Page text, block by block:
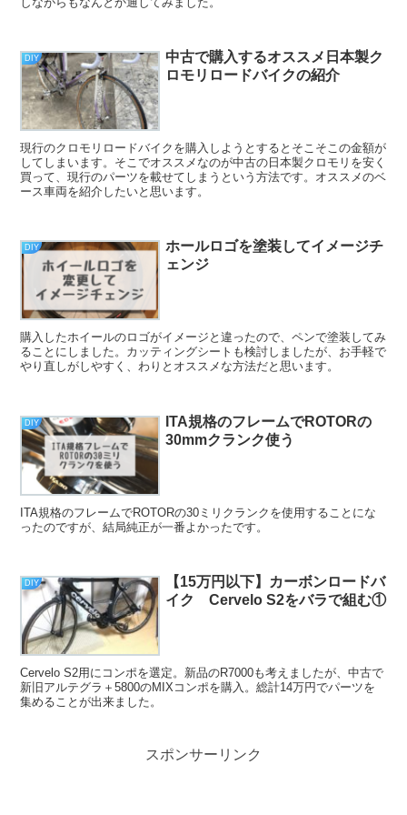
DIY
中古で購入するオススメ日本製ク
ロモリロードバイクの紹介
現行のクロモリロードバイクを購入しようとするとそこそこの金額が
してしまいます。そこでオススメなのが中古の日本製クロモリを安く
買って、現行のパーツを載せてしまうという方法です。オススメのベ
ース車両を紹介したいと思います。
DIY
ホールロゴを塗装してイメージチ
ェンジ
購入したホイールのロゴがイメージと違ったので、ペンで塗装してみ
ることにしました。カッティングシートも検討しましたが、お手軽で
やり直しがしやすく、わりとオススメな方法だと思います。
DIY
ITA規格のフレームでROTORの
30mmクランク使う
ITA規格のフレームでROTORの30ミリクランクを使用することにな
ったのですが、結局純正が一番よかったです。
DIY
【15万円以下】カーボンロードバ
イク Cervelo S2をバラで組む①
Cervelo S2用にコンポを選定。新品のR7000も考えましたが、中古で
新旧アルテグラ＋5800のMIXコンポを購入。総計14万円でパーツを
集めることが出来ました。
スポンサーリンク